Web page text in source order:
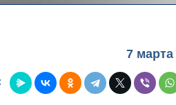
7 марта